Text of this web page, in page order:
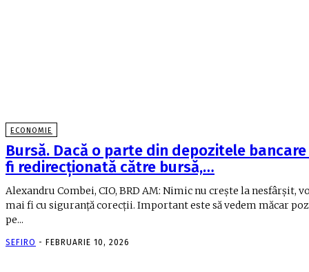
ECONOMIE
Bursă. Dacă o parte din depozitele
fi redirecţionată către bursă,…
Alexandru Combei, CIO, BRD AM: Nimic nu creşte la nesfârşit,
mai fi cu siguranţă corecţii. Important este să vedem măcar
pe...
SEFIRO - FEBRUARIE 10, 2026